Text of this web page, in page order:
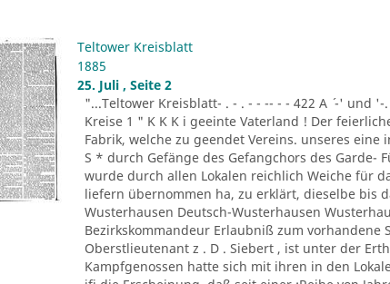
Teltower Kreisblatt
1885
25. Juli , Seite 2
"...Teltower Kreisblatt- . - . - - -- - - 422 A ´ -' und
Kreise 1 " K K K i geeinte Vaterland ! Der
Fabrik, welche zu geendet Vereins. unseres
S * durch Gefänge des Gefangchors des Garde-
wurde durch allen Lokalen reichlich Weiche für
liefern übernommen ha, zu erklärt, dieselbe bis
Wusterhausen Deutsch-Wusterhausen
Bezirkskommandeur Erlaubniß zum
Oberstlieutenant z . D . Siebert , ist unter der
Kampfgenossen hatte sich mit ihren in den